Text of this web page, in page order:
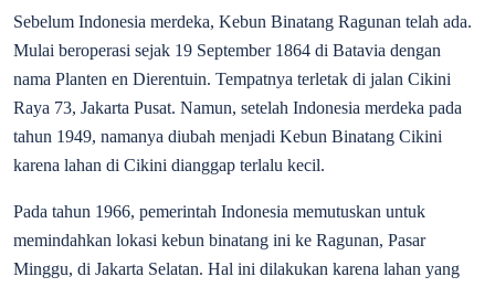
Sebelum Indonesia merdeka, Kebun Binatang Ragunan telah ada.
Mulai beroperasi sejak 19 September 1864 di Batavia dengan
nama Planten en Dierentuin. Tempatnya terletak di jalan Cikini
Raya 73, Jakarta Pusat. Namun, setelah Indonesia merdeka pada
tahun 1949, namanya diubah menjadi Kebun Binatang Cikini
karena lahan di Cikini dianggap terlalu kecil.
Pada tahun 1966, pemerintah Indonesia memutuskan untuk
memindahkan lokasi kebun binatang ini ke Ragunan, Pasar
Minggu, di Jakarta Selatan. Hal ini dilakukan karena lahan yang